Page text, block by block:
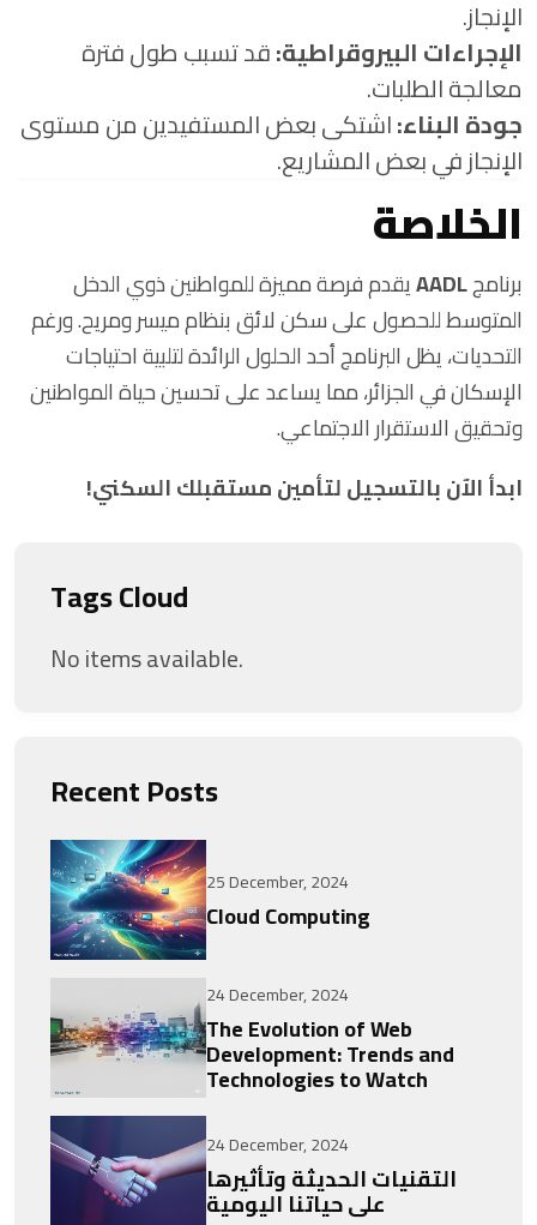
الإنجاز.
الإجراءات البيروقراطية:قد تسبب طول فترة
معالجة الطلبات.
جودة البناء:اشتكى بعض المستفيدين من مستوى
الإنجاز في بعض المشاريع.
الخلاصة
برنامجAADLيقدم فرصة مميزة للمواطنين ذوي الدخل
المتوسط للحصول على سكن لائق بنظام ميسر ومريح. ورغم
التحديات، يظل البرنامج أحد الحلول الرائدة لتلبية احتياجات
الإسكان في الجزائر، مما يساعد على تحسين حياة المواطنين
وتحقيق الاستقرار الاجتماعي.
ابدأ الآن بالتسجيل لتأمين مستقبلك السكني!
Tags Cloud
No items available.
Recent Posts
25 December, 2024
Cloud Computing
24 December, 2024
The Evolution of Web
Development: Trends and
Technologies to Watch
24 December, 2024
التقنيات الحديثة وتأثيرها
على حياتنا اليومية